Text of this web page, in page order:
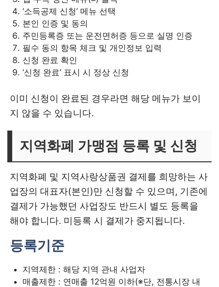
‘소득공제 신청’ 메뉴 선택
본인 인증 및 동의
주민등록증 또는 운전면허증 등으로 실명 인증
필수 동의 항목 체크 및 개인정보 입력
신청 완료 확인
‘신청 완료’ 표시 시 정상 신청
이미 신청이 완료된 경우라면 해당 메뉴가 보이
지 않을 수 있습니다.
지역화폐 가맹점 등록 및 신청
지역화폐 및 지역사랑상품권 결제를 희망하는 사
업장의 대표자(본인)만 신청할 수 있으며, 기존에
결제가 가능했던 사업장도 반드시 별도 등록을
해야 합니다. 미등록 시 결제가 중지됩니다.
등록기준
지역제한 : 해당 지역 관내 사업자
매출제한 : 연매출 12억원 이하(※단, 전통시장 내